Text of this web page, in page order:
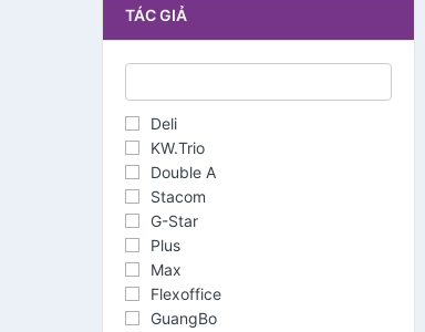
TÁC GIẢ
Deli
KW.Trio
Double A
Stacom
G-Star
Plus
Max
Flexoffice
GuangBo